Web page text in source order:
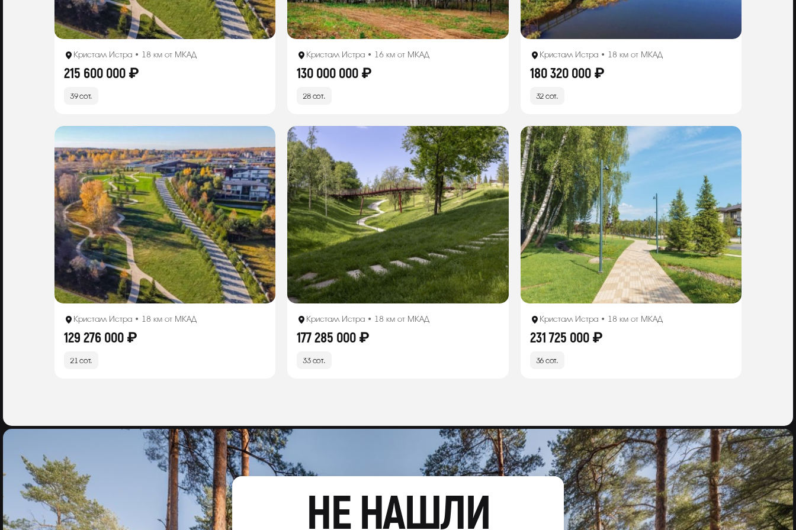
Кристалл Истра • 18 км от МКАД
215 600 000 ₽
39 сот.
Кристалл Истра • 16 км от МКАД
130 000 000 ₽
28 сот.
Кристалл Истра • 18 км от МКАД
180 320 000 ₽
32 сот.
Кристалл Истра • 18 км от МКАД
129 276 000 ₽
21 сот.
Кристалл Истра • 18 км от МКАД
177 285 000 ₽
33 сот.
Кристалл Истра • 18 км от МКАД
231 725 000 ₽
36 сот.
НЕ НАШЛИ